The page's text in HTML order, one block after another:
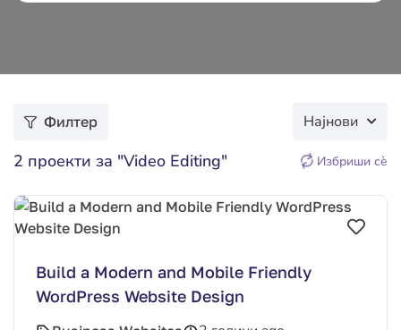
Филтер Најнови
2 проекти за "Video Editing" Избриши сѐ
Build a Modern and Mobile Friendly
WordPress Website Design